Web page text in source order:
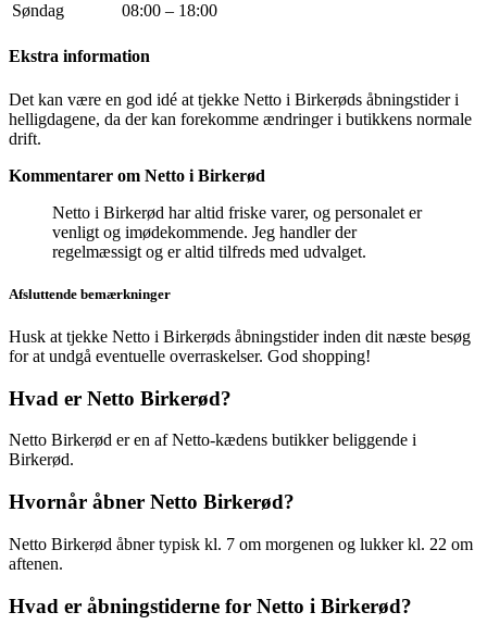
Søndag
08:00 – 18:00
Ekstra information
Det kan være en god idé at tjekke Netto i Birkerøds åbningstider i
helligdagene, da der kan forekomme ændringer i butikkens normale
drift.
Kommentarer om Netto i Birkerød
Netto i Birkerød har altid friske varer, og personalet er
venligt og imødekommende. Jeg handler der
regelmæssigt og er altid tilfreds med udvalget.
Afsluttende bemærkninger
Husk at tjekke Netto i Birkerøds åbningstider inden dit næste besøg
for at undgå eventuelle overraskelser. God shopping!
Hvad er Netto Birkerød?
Netto Birkerød er en af Netto-kædens butikker beliggende i
Birkerød.
Hvornår åbner Netto Birkerød?
Netto Birkerød åbner typisk kl. 7 om morgenen og lukker kl. 22 om
aftenen.
Hvad er åbningstiderne for Netto i Birkerød?